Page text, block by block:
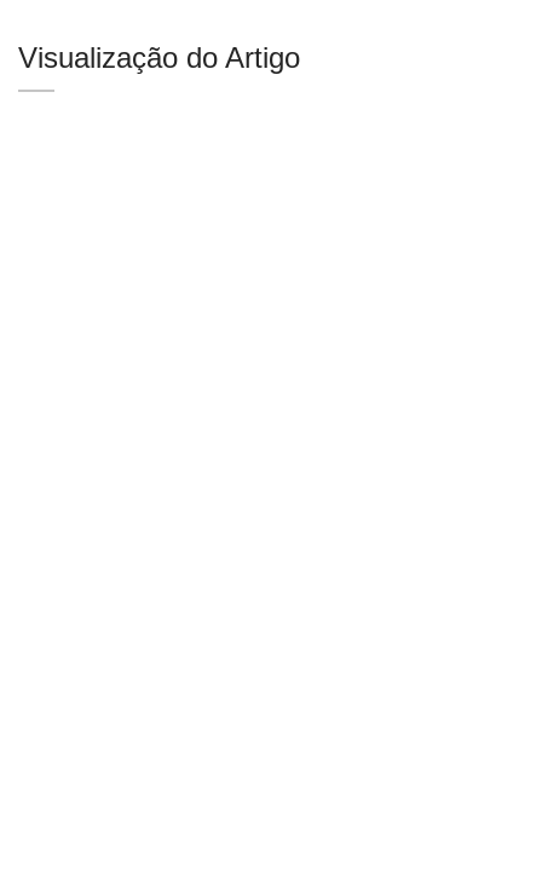
Visualização do Artigo